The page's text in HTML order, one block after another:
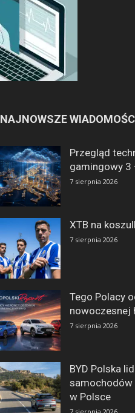
NAJNOWSZE
Przegląd
gamingowy 3
7 sierpnia 2026
XTB na
7 sierpnia 2026
Tego Polacy
nowoczesnej
7 sierpnia 2026
BYD Polska
samochodów
w Polsce